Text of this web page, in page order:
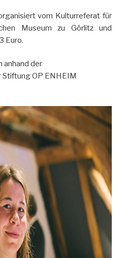
vom Kulturreferat für
Museum zu Görlitz und
Euro.
anhand der
OP ENHEIM